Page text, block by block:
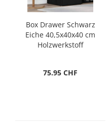
Box Drawer Schwarz
Eiche 40,5x40x40 cm
Holzwerkstoff
75.95 CHF